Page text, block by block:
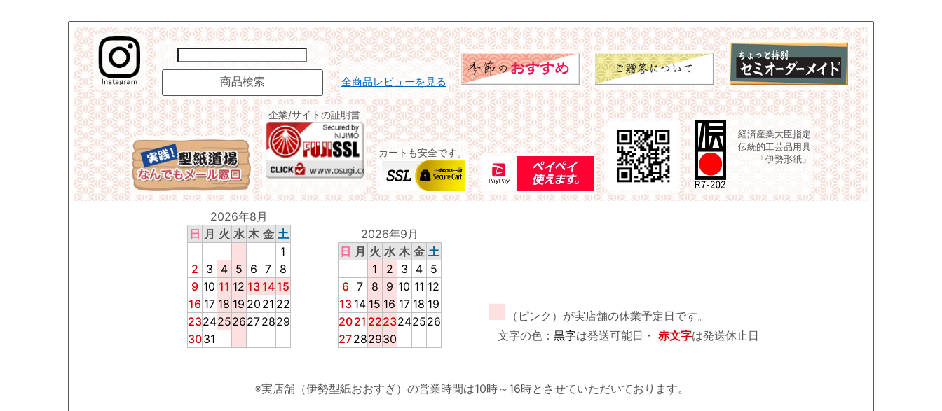
全商品レビューを見る
企業/サイトの証明書
カートも安全です。
経済産業大臣指定
伝統的工芸品用具
「伊勢形紙」
2026年8月
日 月 火 水 木 金 土
1
2
3 4 5 6 7
8
9 10 11 12 13 14 15
16 17 18 19 20 21 22
23242526272829
3031
2026年9月
日 月 火 水 木 金 土
1
2 3 4
5
6 7 8 9 10 11 12
13 14 15 16 17 18 19
2021 2223242526
27282930
■
（ピンク）が実店舗の休業予定日です。
文字の色： 黒字は発送可能日・ 赤文字は発送休止日
※実店舗（伊勢型紙おおすぎ）の営業時間は10時～16時とさせていただいております。